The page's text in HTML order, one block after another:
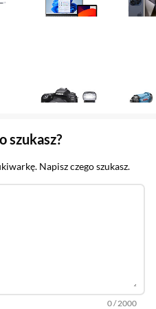
tablety
Foto i kamery
szukasz?
Napisz czego szukasz.
Wpisano
0/z2000